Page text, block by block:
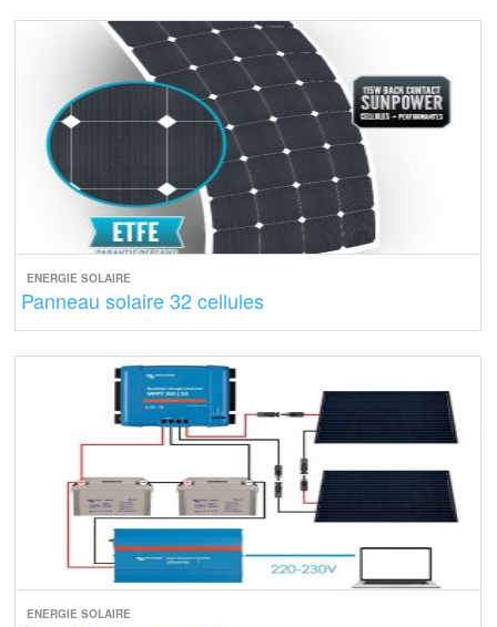
ENERGIE SOLAIRE
Panneau solaire 32 cellules
ENERGIE SOLAIRE